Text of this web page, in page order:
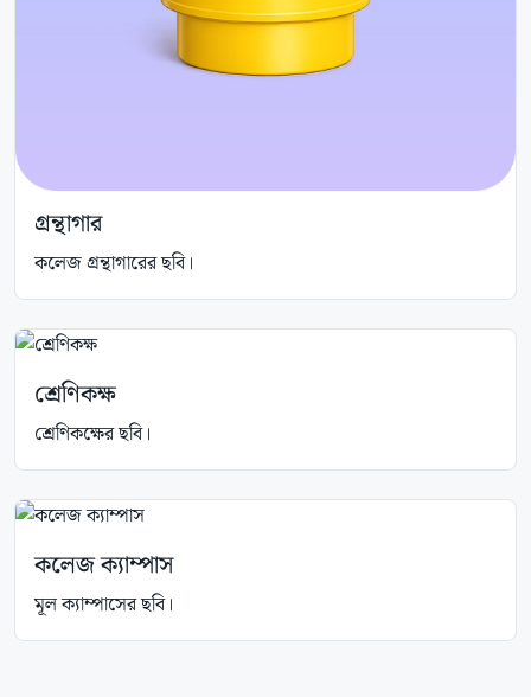
গ্রন্থাগার
কলেজ গ্রন্থাগারের ছবি।
শ্রেণিকক্ষ
শ্রেণিকক্ষের ছবি।
কলেজ ক্যাম্পাস
মূল ক্যাম্পাসের ছবি।